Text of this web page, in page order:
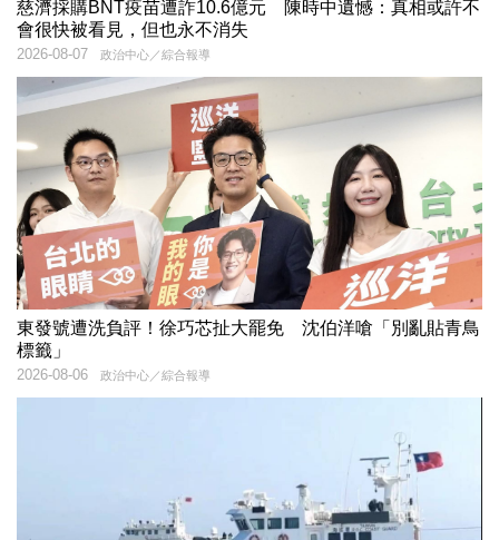
慈濟採購BNT疫苗遭詐10.6億元 陳時中遺憾：真相或許不
會很快被看見，但也永不消失
政治中心／綜合報導
2026-08-07
東發號遭洗負評！徐巧芯扯大罷免 沈伯洋嗆「別亂貼青鳥
標籤」
政治中心／綜合報導
2026-08-06